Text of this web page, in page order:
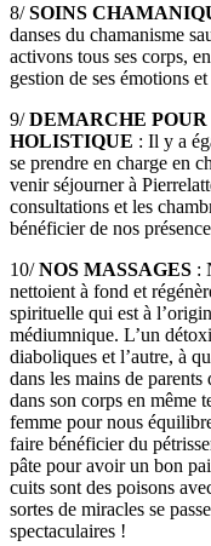
8/SOINS
danses du chamanisme
activons tous ses corps,
gestion de ses émotions et
9/DEMARCHE
HOLISTIQUE : Il y a
se prendre en charge en
venir séjourner à
consultations et les
bénéficier de nos
10/NOS MASSAGES :
nettoient à fond et
spirituelle qui est à
médiumnique. L’un
diaboliques et l’autre, à
dans les mains de
dans son corps en même
femme pour nous
faire bénéficier du
pâte pour avoir un bon
cuits sont des poisons
sortes de miracles se
spectaculaires !